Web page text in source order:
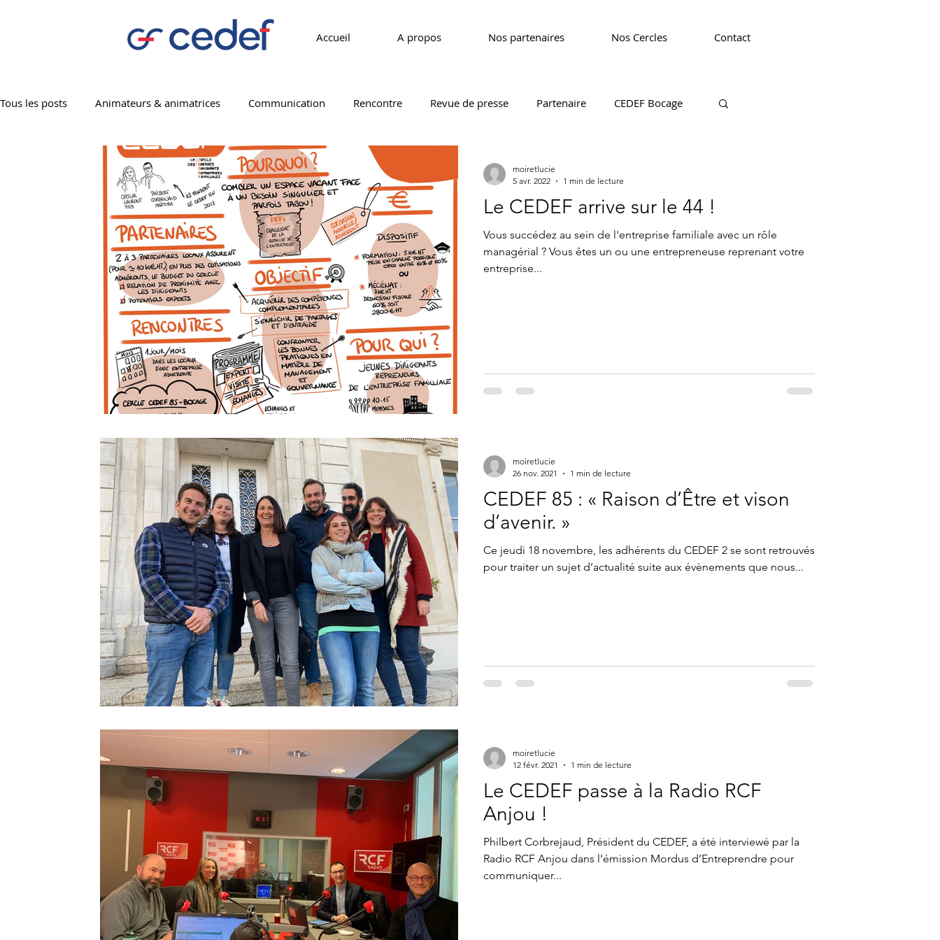
Accueil A propos Nos partenaires Nos Cercles Contact
Tous les posts Animateurs & animatrices Communication Rencontre Revue de presse Partenaire CEDEF Bocage
CEDEF 17 CEDEF 29 CEDEF 35
CEDEF 72 CEDEF 85 Le CEDEF arrive sur le 44 !
Vous succédez au sein de l'entreprise familiale avec un rôle
managérial ? Vous êtes un ou une entrepreneuse reprenant votre
entreprise...
moiretlucie
5 avr. 2022
1 min de lecture
CEDEF 85 : « Raison d’Être et vison
d’avenir. »
Ce jeudi 18 novembre, les adhérents du CEDEF 2 se sont retrouvés
pour traiter un sujet d’actualité suite aux évènements que nous...
moiretlucie
26 nov. 2021
1 min de lecture
Le CEDEF passe à la Radio RCF
Anjou !
Philbert Corbrejaud, Président du CEDEF, a été interviewé par la
Radio RCF Anjou dans l’émission Mordus d’Entreprendre pour
communiquer...
moiretlucie
12 févr. 2021
1 min de lecture